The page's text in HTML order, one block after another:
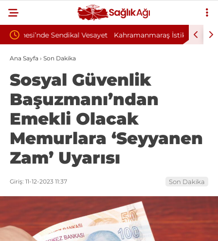
Kahramanmaraş İstiklal Üniversitesi 19
Sözleşmeli Personel Alım İlanı Yayımlandı
Dokuz
Ana Sayfa › Son Dakika
Sosyal Güvenlik
Başuzmanı’ndan
Emekli Olacak
Memurlara ‘Seyyanen
Zam’ Uyarısı
Giriş: 11-12-2023 11:37 Son Dakika